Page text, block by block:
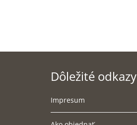
Dôležité odkazy
Impresum